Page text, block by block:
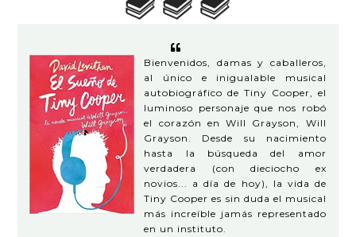
Bienvenidos, damas y caballeros,
al único e inigualable musical
autobiográfico de Tiny Cooper, el
luminoso personaje que nos robó
el corazón en Will Grayson, Will
Grayson. Desde su nacimiento
hasta la búsqueda del amor
verdadera (con dieciocho ex
novios... a día de hoy), la vida de
Tiny Cooper es sin duda el musical
más increíble jamás representado
en un instituto.